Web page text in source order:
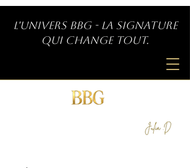
L'univers BBG - La signature
qui change tout.